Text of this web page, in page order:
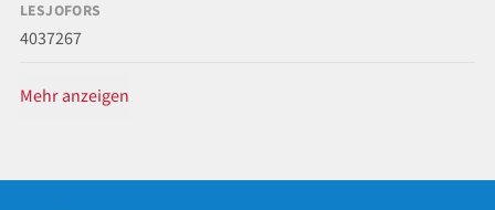
LESJOFORS
4037267
Mehr anzeigen